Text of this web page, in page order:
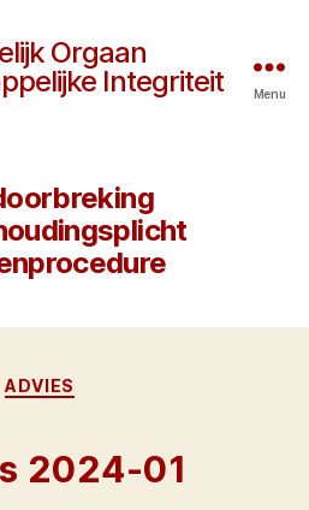
Orgaan
Integriteit
Menu
Categorieën
ADVIES
2024-01